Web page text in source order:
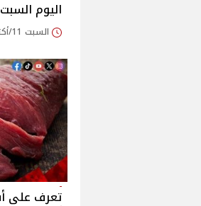
اليوم السبت 11/10/2025
السبت 11/أكتوبر/2025 - 11:03 ص